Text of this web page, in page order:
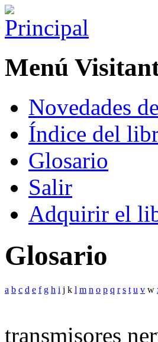
Menú
Novedades
Índice del
Glosario
Salir
Adquirir el
Glosario
a b c d e f g h i j k l m n o p q r s t u v w
transmisores